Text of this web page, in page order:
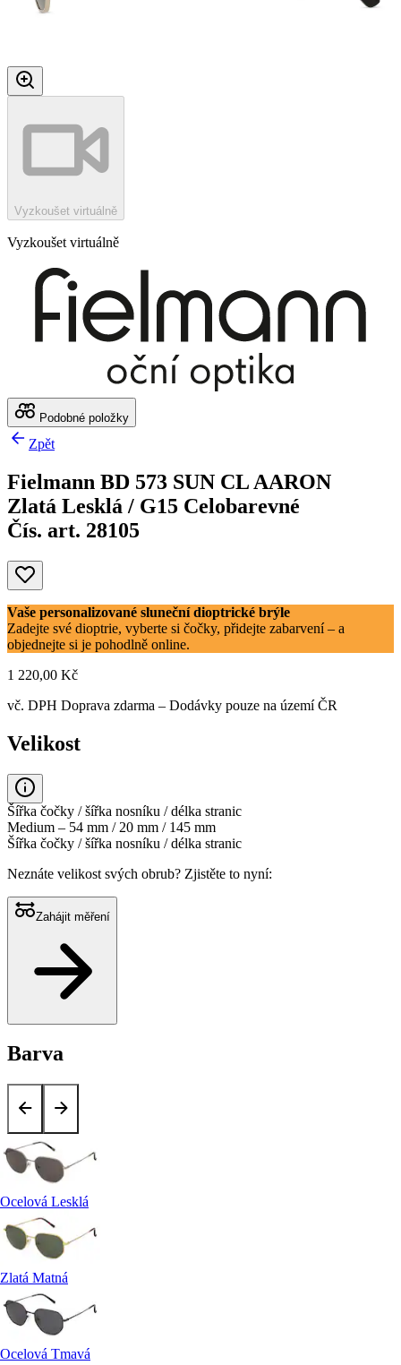
Vyzkoušet virtuálně
Vyzkoušet virtuálně
Podobné položky
Zpět
Fielmann BD 573 SUN CL AARON
Zlatá Lesklá / G15 Celobarevné
Čís. art. 28105
Vaše personalizované sluneční dioptrické brýle
Zadejte své dioptrie, vyberte si čočky, přidejte zabarvení – a
objednejte si je pohodlně online.
1 220,00 Kč
vč. DPH Doprava zdarma – Dodávky pouze na území ČR
Velikost
Šířka čočky / šířka nosníku / délka stranic
Medium – 54 mm / 20 mm / 145 mm
Šířka čočky / šířka nosníku / délka stranic
Neznáte velikost svých obrub? Zjistěte to nyní:
Zahájit měření
Barva
Ocelová Lesklá
Zlatá Matná
Ocelová Tmavá